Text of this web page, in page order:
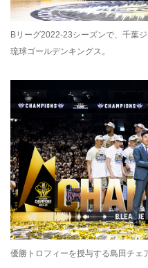
Bリーグ2022-23シーズンで、千葉
琉球ゴールデンキングス。
優勝トロフィーを授与する島田チェ